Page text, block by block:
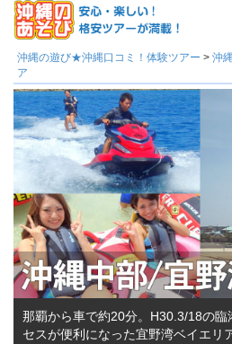
沖縄の遊び★沖縄口コミ！体験ツアー > 沖
ア
那覇から車で約20分。H30.3/18の
セスが便利になった宜野湾ベイエリ